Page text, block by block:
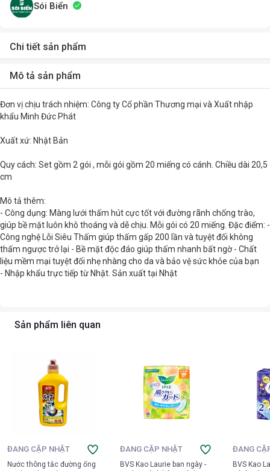
Sói Biển
Chi tiết sản phẩm
Mô tả sản phẩm
Đơn vị chịu trách nhiệm: Công ty Cổ phần Thương mại và Xuất nhập
khẩu Minh Đức Phát
Xuất xứ: Nhật Bản
Quy cách: Set gồm 2 gói , mỗi gói gồm 20 miếng có cánh. Chiều dài 20,5
cm
Mô tả thêm:
- Công dụng: Màng lưới thấm hút cực tốt với đường rãnh chống trào,
giúp bề mặt luôn khô thoáng và dễ chịu. Mỗi gói có 20 miếng. Đặc điểm: -
Công nghệ Lỗi Siêu Thấm giúp thấm gấp 200 lần và tuyệt đối không
thấm ngược trở lại - Bề mặt độc đáo giúp thấm nhanh bất ngờ - Chất
liệu mềm mại tuyệt đối nhẹ nhàng cho da và bảo vệ sức khỏe của bạn
- Nhập khẩu trực tiếp từ Nhật. Sản xuất tại Nhật
Sản phẩm liên quan
ĐANG CẬP NHẬT
Nước thông tắc đường ống
ĐANG CẬP NHẬT
BVS Kao Laurie ban ngày -
ĐANG
BVS Kao